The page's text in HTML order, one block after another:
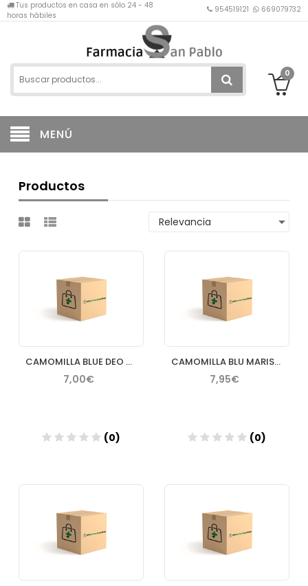
Tus productos en casa en sólo 24 - 48
horas hábiles
954519121 669079732
0
MENÚ
Productos
CAMOMILLA BLUE DEO ROLL WHITENING DESODORANTE 50ML
7,00€
(0)
CAMOMILLA BLU MARISAL CHAMPU REMINERALIZANTE 200ML
7,95€
(0)